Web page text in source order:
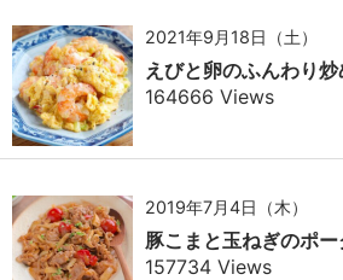
2021年9月18日（土）
えびと卵のふんわり炒
164666 Views
2019年7月4日（木）
豚こまと玉ねぎのポ
157734 Views